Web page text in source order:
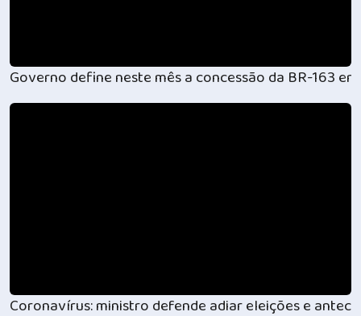
Governo define neste mês a concessão da BR-163
Coronavírus: ministro defende adiar eleições e